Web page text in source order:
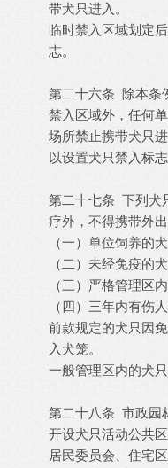
带犬只进入。
临时禁入区域划定
志。
第二十六条 除本条
禁入区域外，任何
场所禁止携带犬只
以设置犬只禁入标
第二十七条 下列犬
疗外，不得携带外出
（一）单位饲养的犬
（二）未经免疫的犬
（三）严格管理区
（四）三年内有伤
前款规定的犬只因
入犬笼。
一般管理区内的犬
第二十八条 市政园
开设犬只活动公共区
居民委员会、住宅